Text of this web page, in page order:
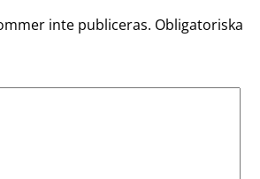
inte publiceras. Obligatoriska